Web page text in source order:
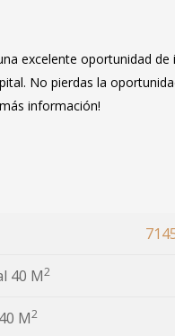
excelente oportunidad
No pierdas la
información!
40 M2
M2